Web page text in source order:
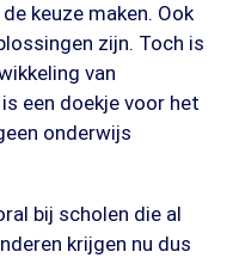
keuze maken. Ook
zijn. Toch is
van
een doekje voor het
onderwijs
bij scholen die al
krijgen nu dus